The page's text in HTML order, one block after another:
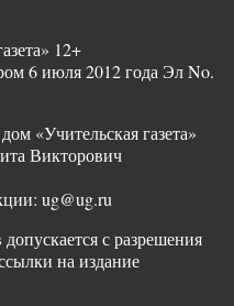
12+
6 июля 2012 года Эл No.
«Учительская газета»
Викторович
ug@ug.ru
с разрешения
на издание